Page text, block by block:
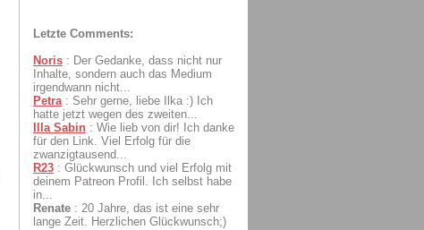
Letzte Comments:
Noris : Der Gedanke, dass nicht nur
Inhalte, sondern auch das Medium
irgendwann nicht...
Petra : Sehr gerne, liebe Ilka :) Ich
hatte jetzt wegen des zweiten...
Illa Sabin : Wie lieb von dir! Ich danke
für den Link. Viel Erfolg für die
zwanzigtausend...
R23 : Glückwunsch und viel Erfolg mit
deinem Patreon Profil. Ich selbst habe
in...
Renate : 20 Jahre, das ist eine sehr
lange Zeit. Herzlichen Glückwunsch;)